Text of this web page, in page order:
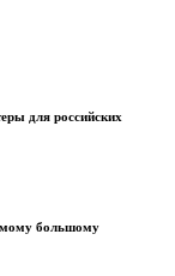
для российских
большому